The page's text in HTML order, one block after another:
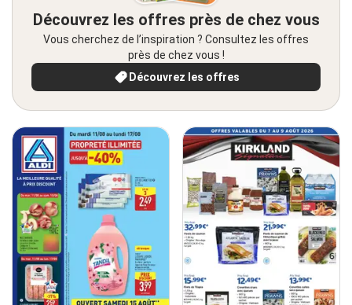
Découvrez les offres près de chez vous
Vous cherchez de l’inspiration ? Consultez les offres
près de chez vous !
Découvrez les offres